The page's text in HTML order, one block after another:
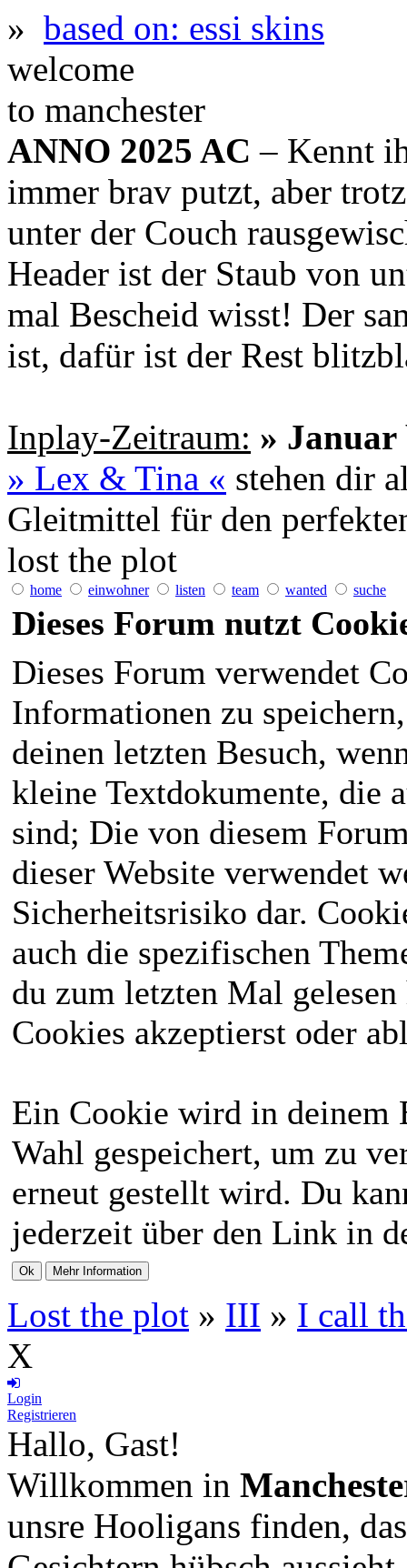
» based on: essi skins
welcome
to manchester
ANNO 2025 AC – Kennt
immer brav putzt, aber
unter der Couch
Header ist der Staub von
mal Bescheid wisst! Der
ist, dafür ist der Rest
Inplay-Zeitraum: » Januar
» Lex & Tina « stehen dir
Gleitmittel für den
lost the plot
home einwohner listen team wanted suche
Dieses Forum nutzt
Dieses Forum verwendet
Informationen zu
deinen letzten Besuch,
kleine Textdokumente, die
sind; Die von diesem
dieser Website verwendet
Sicherheitsrisiko dar.
auch die spezifischen
du zum letzten Mal
Cookies akzeptierst oder
Ein Cookie wird in deinem
Wahl gespeichert, um zu
erneut gestellt wird. Du
jederzeit über den Link in
Lost the plot » III » I call
X
Login
Registrieren
Hallo, Gast!
Willkommen in
unsre Hooligans finden,